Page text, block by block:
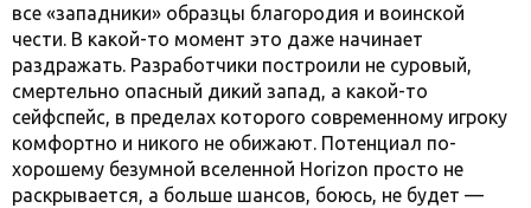
все «западники» образцы благородия и воинской
чести. В какой-то момент это даже начинает
раздражать. Разработчики построили не суровый,
смертельно опасный дикий запад, а какой-то
сейфспейс, в пределах которого современному игроку
комфортно и никого не обижают. Потенциал по-
хорошему безумной вселенной Horizon просто не
раскрывается, а больше шансов, боюсь, не будет —